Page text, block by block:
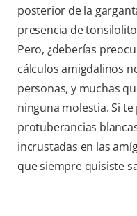
posterior de la
presencia de
Pero, ¿deberías
cálculos amigdalinos
personas, y muchas
ninguna molestia. Si
protuberancias
incrustadas en las
que siempre quisiste